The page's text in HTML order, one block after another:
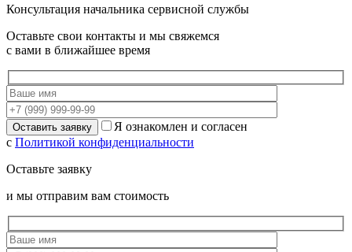
Консультация начальника сервисной службы
Оставьте свои контакты и мы свяжемся
с вами в ближайшее время
Я ознакомлен и согласен
с Политикой конфиденциальности
Оставьте заявку
и мы отправим вам стоимость